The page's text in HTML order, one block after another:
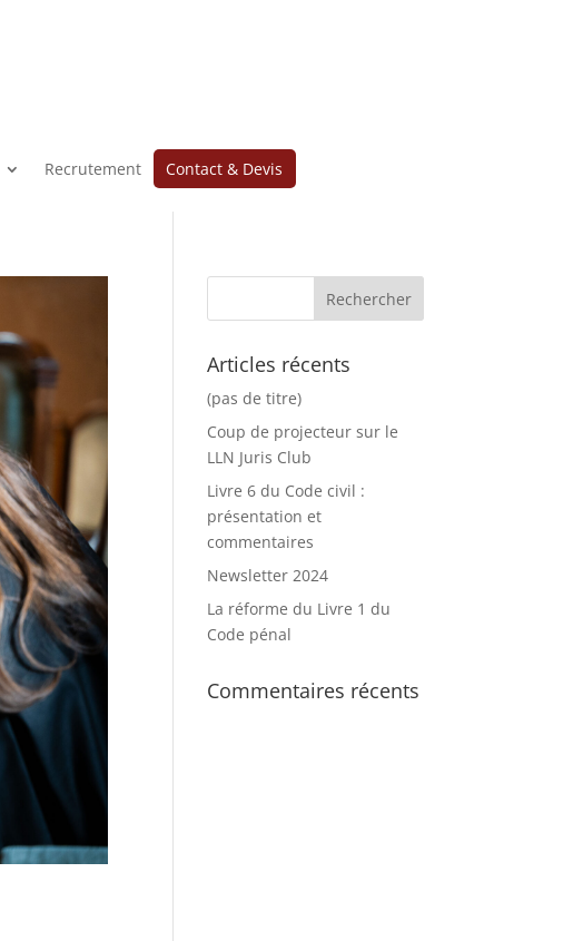
Recrutement Contact & Devis
Articles récents
(pas de titre)
Coup de projecteur sur le
LLN Juris Club
Livre 6 du Code civil :
présentation et
commentaires
Newsletter 2024
La réforme du Livre 1 du
Code pénal
Commentaires récents